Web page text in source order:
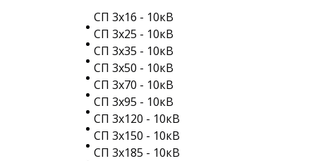
СП 3х16 - 10кВ
СП 3х25 - 10кВ
СП 3х35 - 10кВ
СП 3х50 - 10кВ
СП 3х70 - 10кВ
СП 3х95 - 10кВ
СП 3х120 - 10кВ
СП 3х150 - 10кВ
СП 3х185 - 10кВ